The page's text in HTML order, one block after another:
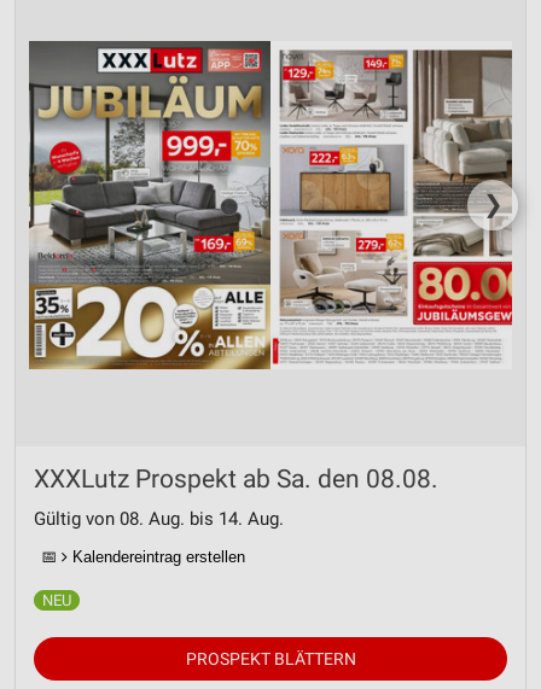
❯
XXXLutz Prospekt ab Sa. den 08.08.
Gültig von 08. Aug. bis 14. Aug.
📅 Kalendereintrag erstellen
PROSPEKT BLÄTTERN